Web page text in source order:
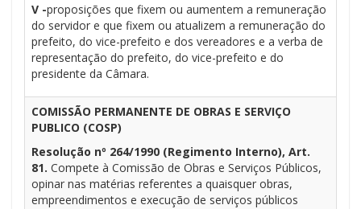
V -proposições que fixem ou aumentem a remuneração
do servidor e que fixem ou atualizem a remuneração do
prefeito, do vice-prefeito e dos vereadores e a verba de
representação do prefeito, do vice-prefeito e do
presidente da Câmara.
COMISSÃO PERMANENTE DE OBRAS E SERVIÇO
PUBLICO (COSP)
Resolução nº 264/1990 (Regimento Interno), Art.
81. Compete à Comissão de Obras e Serviços Públicos,
opinar nas matérias referentes a quaisquer obras,
empreendimentos e execução de serviços públicos